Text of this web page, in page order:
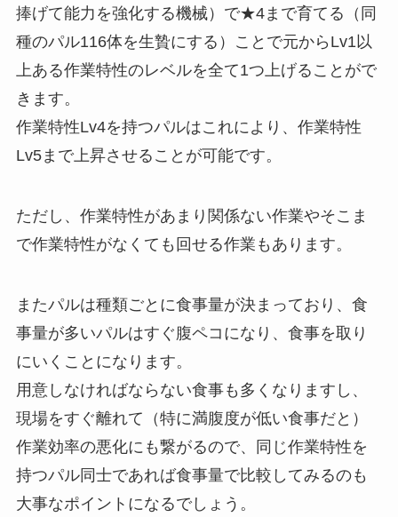
捧げて能力を強化する機械）で★4まで育てる（同
種のパル116体を生贄にする）ことで元からLv1以
上ある作業特性のレベルを全て1つ上げることがで
きます。
作業特性Lv4を持つパルはこれにより、作業特性
Lv5まで上昇させることが可能です。
ただし、作業特性があまり関係ない作業やそこま
で作業特性がなくても回せる作業もあります。
またパルは種類ごとに食事量が決まっており、食
事量が多いパルはすぐ腹ペコになり、食事を取り
にいくことになります。
用意しなければならない食事も多くなりますし、
現場をすぐ離れて（特に満腹度が低い食事だと）
作業効率の悪化にも繋がるので、同じ作業特性を
持つパル同士であれば食事量で比較してみるのも
大事なポイントになるでしょう。